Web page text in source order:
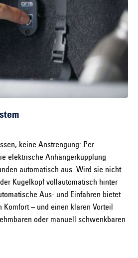
keine Anstrengung: Per
elektrische Anhängerkupplung
automatisch aus. Wird sie nicht
Kugelkopf vollautomatisch hinter
Aus- und Einfahren bietet
– und einen klaren Vorteil
oder manuell schwenkbaren